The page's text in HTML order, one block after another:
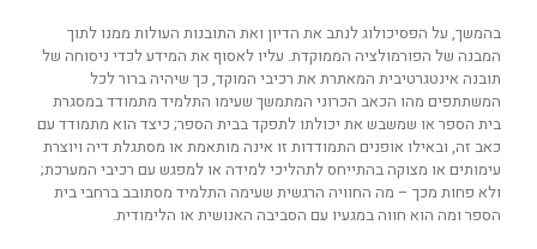
בהמשך, על הפסיכולוג לנתב את הדיון ואת התובנות העולות ממנו לתוך
המבנה של הפורמולציה הממוקדת. עליו לאסוף את המידע לכדי ניסוחה של
תובנה אינטגרטיבית המאתרת את רכיבי המוקד, כך שיהיה ברור לכל
המשתתפים מהו הכאב הכרוני המתמשך שעימו התלמיד מתמודד במסגרת
בית הספר או שמשבש את יכולתו לתפקד בבית הספר; כיצד הוא מתמודד עם
כאב זה, ובאילו אופנים התמודדות זו אינה מותאמת או מסתגלת דיה ויוצרת
עימותים או מצוקה בהתייחס לתהליכי למידה או למפגש עם רכיבי המערכת;
ולא פחות מכך – מה החוויה הרגשית שעימה התלמיד מסתובב ברחבי בית
הספר ומה הוא חווה במגעיו עם הסביבה האנושית או הלימודית.